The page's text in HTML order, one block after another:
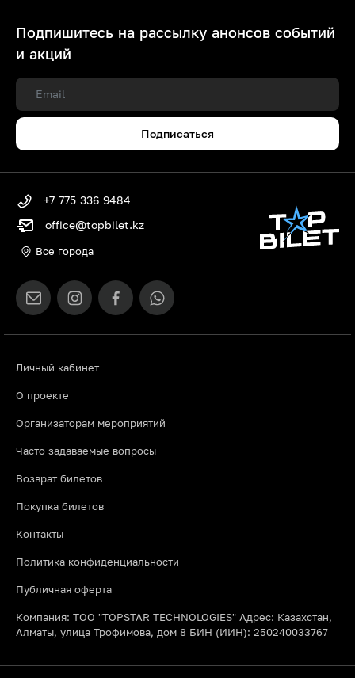
Подпишитесь на рассылку анонсов событий
и акций
Подписаться
Личный кабинет
О проекте
Организаторам мероприятий
Часто задаваемые вопросы
Возврат билетов
Покупка билетов
Контакты
Политика конфиденциальности
Публичная оферта
Компания: ТОО "TOPSTAR TECHNOLOGIES" Адрес: Казахстан,
Алматы, улица Трофимова, дом 8 БИН (ИИН): 250240033767
+7 775 336 9484
office@topbilet.kz
Все города